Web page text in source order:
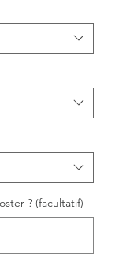
? (facultatif)